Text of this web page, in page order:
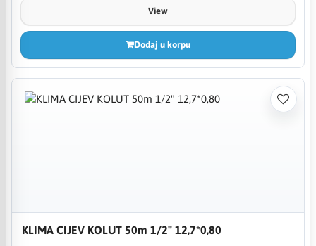
View
Dodaj u korpu
KLIMA CIJEV KOLUT 50m 1/2" 12,7*0,80